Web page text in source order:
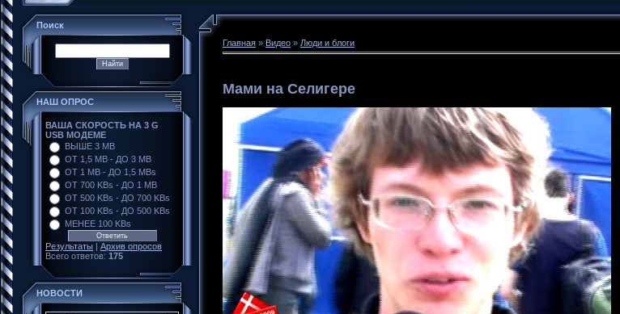
Поиск
НАШ ОПРОС
ВАША СКОРОСТЬ НА 3 G
USB МОДЕМЕ
ВЫШЕ 3 MB
ОТ 1,5 MB - ДО 3 MB
ОТ 1 MB - ДО 1,5 MBs
ОТ 700 KBs - ДО 1 MB
ОТ 500 KBs - ДО 700 KBs
ОТ 100 KBs - ДО 500 KBs
МЕНЕЕ 100 KBs
Результаты | Архив опросов
Всего ответов: 175
НОВОСТИ
Главная » Видео » Люди и блоги
Мами на Селигере